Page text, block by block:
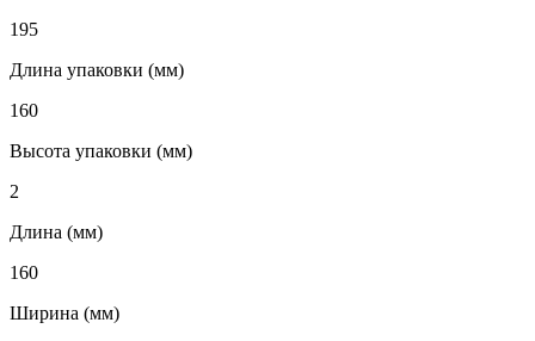
195
Длина упаковки (мм)
160
Высота упаковки (мм)
2
Длина (мм)
160
Ширина (мм)